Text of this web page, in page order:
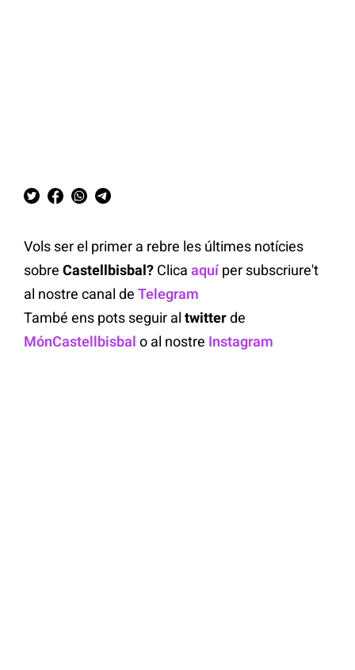
Vols ser el primer a rebre les últimes notícies
sobre Castellbisbal? Clica aquí per subscriure't
al nostre canal de Telegram
També ens pots seguir al twitterde
MónCastellbisbal o al nostre Instagram